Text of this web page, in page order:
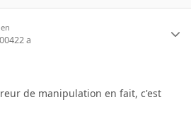
22 a
de manipulation en fait, c'est